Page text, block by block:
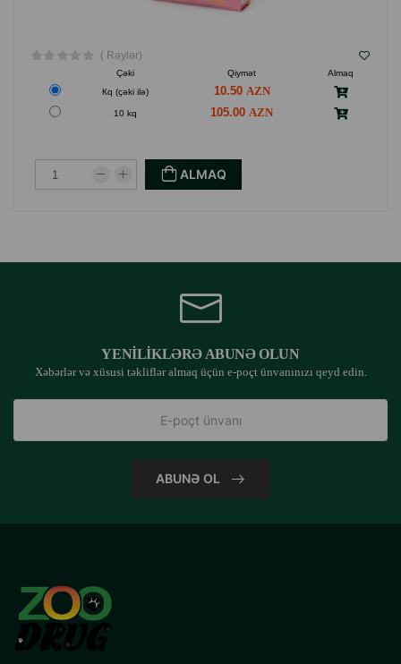
( Rəylər)
Çəki Qiymət
Almaq
Кq (çəki ilə)
10.50
10 kq 105.00
ALMAQ
YENILIKLƏRƏ ABUNƏ OLUN
Xəbərlər və xüsusi təkliflər almaq üçün e-poçt ünvanınızı qeyd edin.
ABUNƏ OL